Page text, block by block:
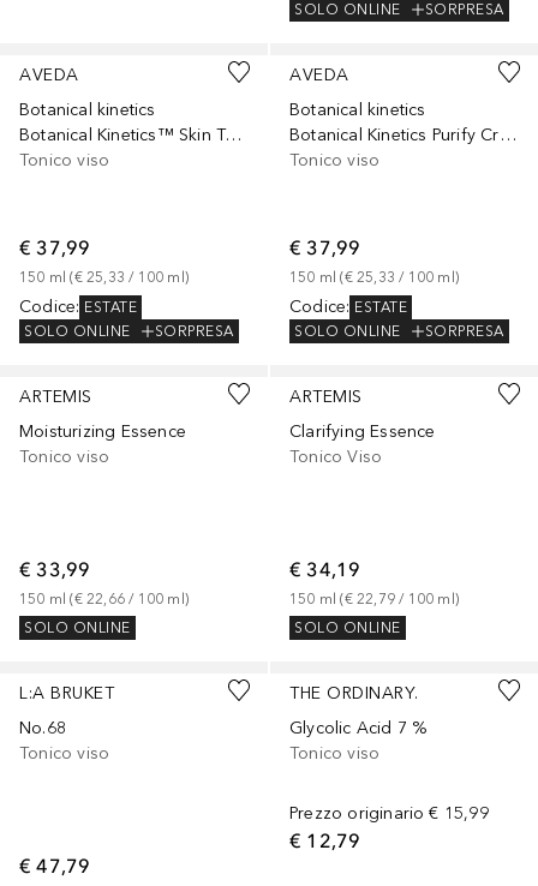
SOLO ONLINE
SORPRESA
AVEDA
Botanical kinetics
Botanical Kinetics™ Skin Toning Agent
Tonico viso
€ 37,99
150 ml (€ 25,33 / 100 ml )
Codice: ESTATE
SOLO ONLINE
SORPRESA
AVEDA
Botanical kinetics
Botanical Kinetics Purify Creme Cleanser
Tonico viso
€ 37,99
150 ml (€ 25,33 / 100 ml )
Codice: ESTATE
SOLO ONLINE
SORPRESA
ARTEMIS
Moisturizing Essence
Tonico viso
€ 33,99
150 ml (€ 22,66 / 100 ml )
SOLO ONLINE
ARTEMIS
Clarifying Essence
Tonico Viso
€ 34,19
150 ml (€ 22,79 / 100 ml )
SOLO ONLINE
L:A BRUKET
No.68
Tonico viso
€ 47,79
THE ORDINARY.
Glycolic Acid 7 %
Tonico viso
Prezzo originario € 15,99
€ 12,79